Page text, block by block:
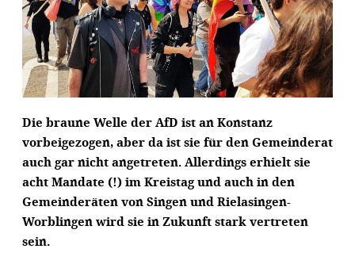
Die braune Welle der AfD ist an Konstanz
vorbeigezogen, aber da ist sie für den Gemeinderat
auch gar nicht angetreten. Allerdings erhielt sie
acht Mandate (!) im Kreistag und auch in den
Gemeinderäten von Singen und Rielasingen-
Worblingen wird sie in Zukunft stark vertreten
sein.